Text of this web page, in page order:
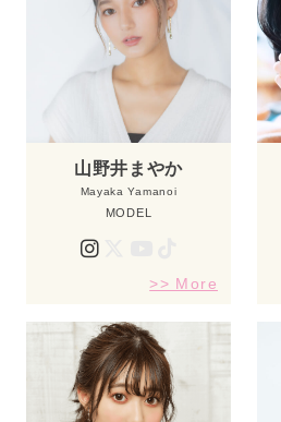
山野井まやか
Mayaka Yamanoi
MODEL
>> More